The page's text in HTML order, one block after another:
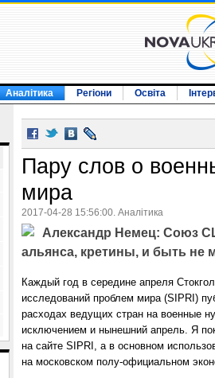
Аналітика Регіони Освіта
Пару слов о
мира
2017-04-28 15:56:00. Аналітика
Александр Немец: Союз
альянса, кретины, и быть не
Каждый год в середине апреля
исследований проблем мира (SIPRI)
расходах ведущих стран на военные
исключением и нынешний апрель. Я
на сайте SIPRI, а в основном
на московском полу-официальном